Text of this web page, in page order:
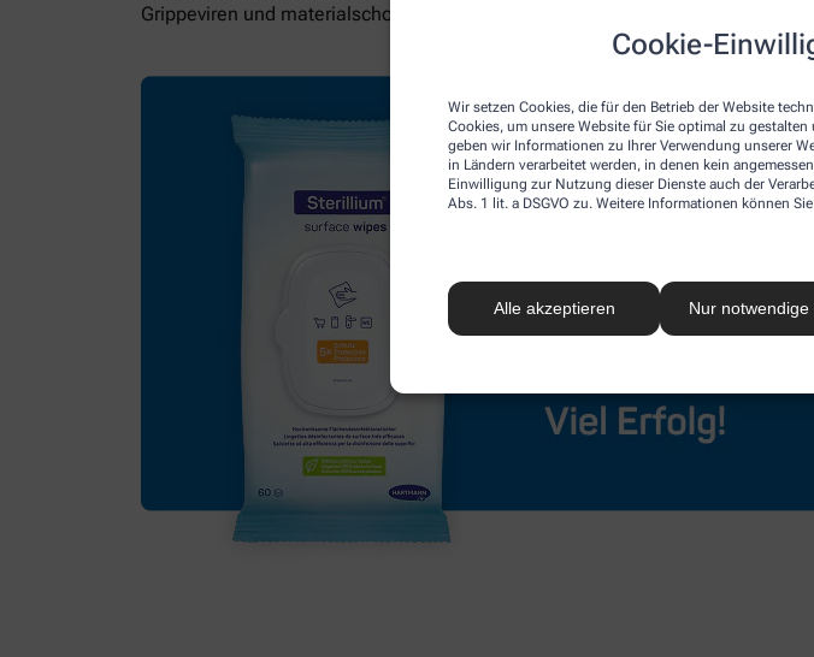
Cookie-
Wir setzen Cookies, die für den Betrieb der Website
Cookies, um unsere Website für Sie optimal zu
geben wir Informationen zu Ihrer Verwendung unserer
in Ländern verarbeitet werden, in denen kein
Einwilligung zur Nutzung dieser Dienste auch der
Abs. 1 lit. a DSGVO zu. Weitere Informationen können
Alle akzeptieren Nur
Grippeviren und materialschonend.